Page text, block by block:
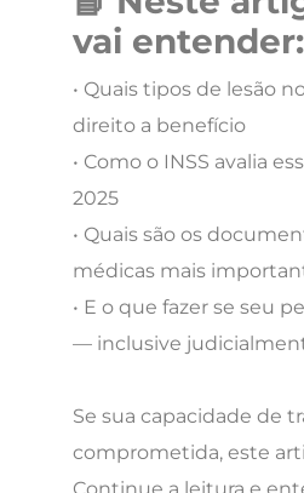
vai entender:
• Quais tipos de lesão
direito a benefício
• Como o INSS avalia
2025
• Quais são os
médicas mais
• E o que fazer se seu
— inclusive
Se sua capacidade de
comprometida, este
Continue a leitura e